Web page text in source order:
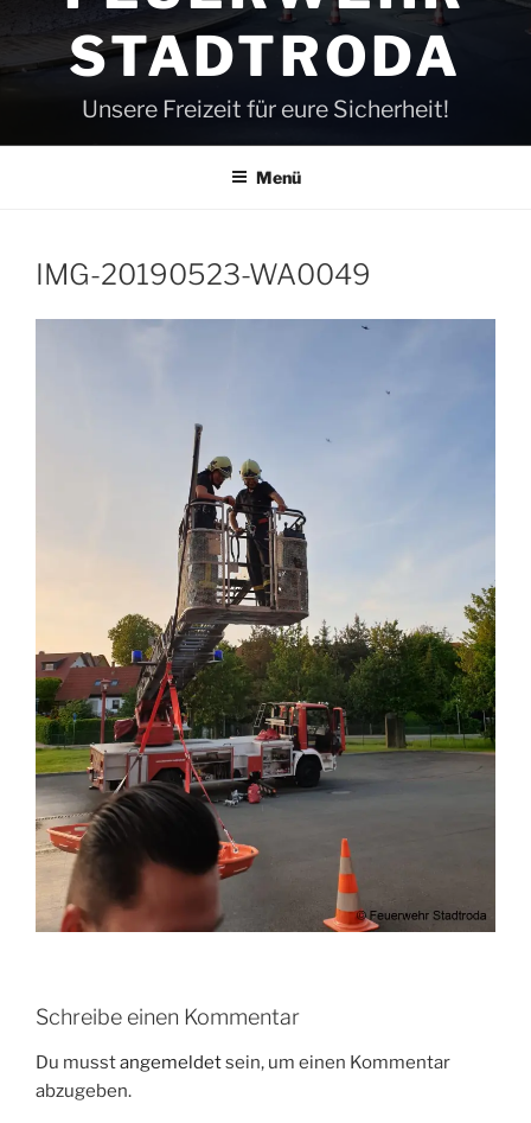
STADTRODA
Unsere Freizeit für eure Sicherheit!
Menü
IMG-20190523-WA0049
Schreibe einen Kommentar
Du musstangemeldetsein, um einen Kommentar
abzugeben.